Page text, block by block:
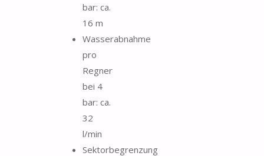
bar: ca.
16 m
Wasserabnahme
pro
Regner
bei 4
bar: ca.
32
l/min
Sektorbegrenzung